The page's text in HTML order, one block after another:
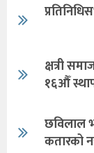
क्षत्री
१६औँ
छविलाल
कतारको